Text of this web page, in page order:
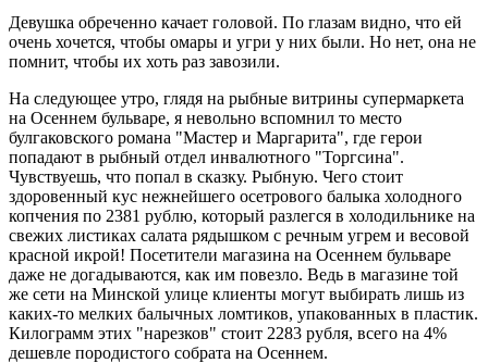
Девушка обреченно качает головой. По глазам видно, что ей
очень хочется, чтобы омары и угри у них были. Но нет, она не
помнит, чтобы их хоть раз завозили.
На следующее утро, глядя на рыбные витрины супермаркета
на Осеннем бульваре, я невольно вспомнил то место
булгаковского романа "Мастер и Маргарита", где герои
попадают в рыбный отдел инвалютного "Торгсина".
Чувствуешь, что попал в сказку. Рыбную. Чего стоит
здоровенный кус нежнейшего осетрового балыка холодного
копчения по 2381 рублю, который разлегся в холодильнике на
свежих листиках салата рядышком с речным угрем и весовой
красной икрой! Посетители магазина на Осеннем бульваре
даже не догадываются, как им повезло. Ведь в магазине той
же сети на Минской улице клиенты могут выбирать лишь из
каких-то мелких балычных ломтиков, упакованных в пластик.
Килограмм этих "нарезков" стоит 2283 рубля, всего на 4%
дешевле породистого собрата на Осеннем.